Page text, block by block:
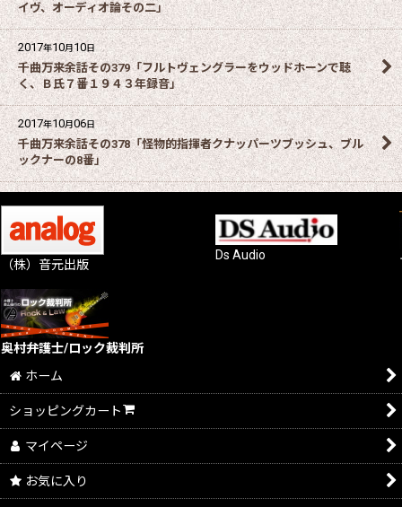
イヴ、オーディオ論その二」
2017年10月10日
千曲万来余話その379「フルトヴェングラーをウッドホーンで聴
く、Ｂ氏７番１９４３年録音」
2017年10月06日
千曲万来余話その378「怪物的指揮者クナッパーツブッシュ、ブル
ックナーの8番」
（株）音元出版
Ds Audio
奥村弁護士/ロック裁判所
ホーム
ショッピングカート
マイページ
お気に入り